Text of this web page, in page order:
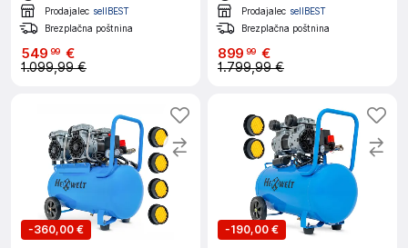
Prodajalec sellBEST
Brezplačna poštnina
549 99 €
1.099,99 €
Prodajalec sellBEST
Brezplačna poštnina
899 99 €
1.799,99 €
-360,00 €
-190,00 €